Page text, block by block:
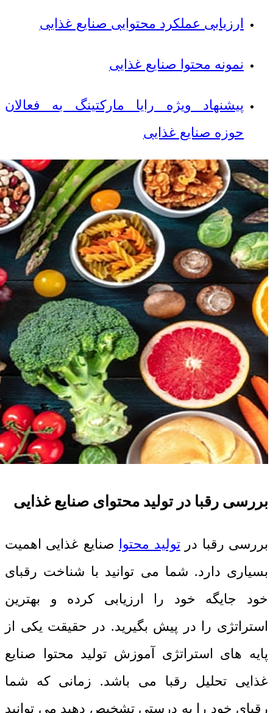
ارزیابی عملکرد محتوایی صنایع غذایی
نمونه محتوا صنایع غذایی
پیشنهاد ویژه رایا مارکتینگ به فعالان
حوزه صنایع غذایی
بررسی رقبا در تولید محتوای صنایع غذایی
بررسی رقبا درتولید محتوا صنایع غذایی اهمیت
بسیاری دارد. شما می توانید با شناخت رقبای
خود جایگه خود را ارزیابی کرده و بهترین
استراتژی را در پیش بگیرید. در حقیقت یکی از
پایه های استراتژی آموزش تولید محتوا صنایع
غذایی تحلیل رقبا می باشد. زمانی که شما
رقبای خود را به درستی تشخیص دهید می توانید